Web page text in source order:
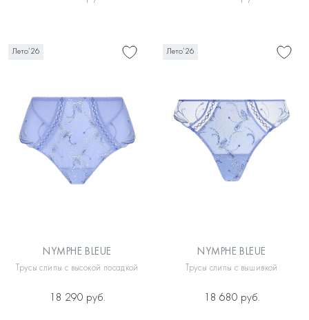
Лето’26
NYMPHE BLEUE
Трусы слипы с высокой посадкой
18 290 руб.
Лето’26
NYMPHE BLEUE
Трусы слипы с вышивкой
18 680 руб.